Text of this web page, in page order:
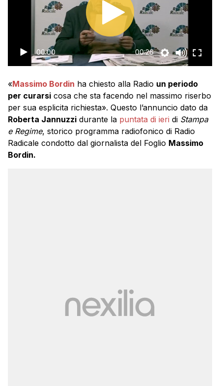
00:00 00:26
«Massimo Bordin ha chiesto alla Radio un periodo
per curarsi cosa che sta facendo nel massimo riserbo
per sua esplicita richiesta». Questo l’annuncio dato da
Roberta Jannuzzi durante la puntata di ieri di Stampa
e Regime, storico programma radiofonico di Radio
Radicale condotto dal giornalista del Foglio Massimo
Bordin.